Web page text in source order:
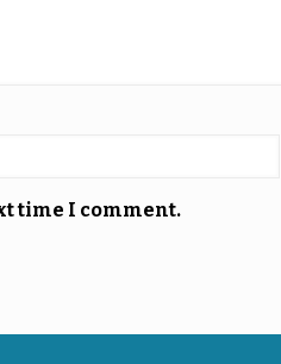
time I comment.